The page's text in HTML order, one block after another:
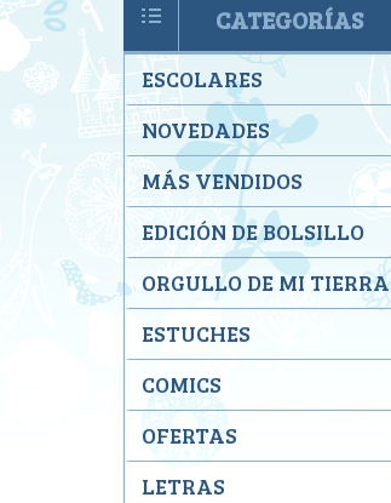
CATEGORÍAS
ESCOLARES
NOVEDADES
MÁS VENDIDOS
EDICIÓN DE BOLSILLO
ORGULLO DE MI TIERRA
ESTUCHES
COMICS
OFERTAS
LETRAS